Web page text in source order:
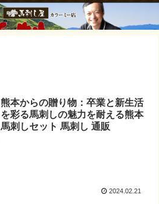
熊本からの贈り物：卒業と新生活
を彩る馬刺しの魅力を耐える熊本
馬刺しセット 馬刺し 通販
2024.02.21